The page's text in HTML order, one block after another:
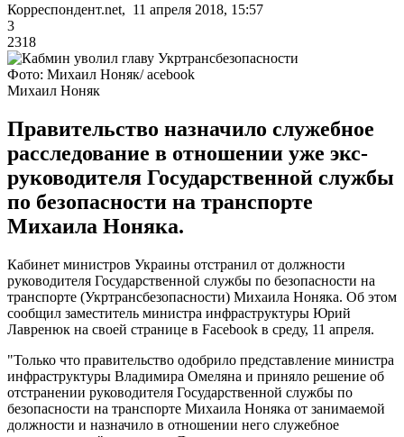
Корреспондент.net, 11 апреля 2018, 15:57
3
2318
Фото: Михаил Ноняк/ acebook
Михаил Ноняк
Правительство назначило служебное
расследование в отношении уже экс-
руководителя Государственной службы
по безопасности на транспорте
Михаила Ноняка.
Кабинет министров Украины отстранил от должности
руководителя Государственной службы по безопасности на
транспорте (Укртрансбезопасности) Михаила Ноняка. Об этом
сообщил заместитель министра инфраструктуры Юрий
Лавренюк на своей странице в Facebook в среду, 11 апреля.
"Только что правительство одобрило представление министра
инфраструктуры Владимира Омеляна и приняло решение об
отстранении руководителя Государственной службы по
безопасности на транспорте Михаила Ноняка от занимаемой
должности и назначило в отношении него служебное